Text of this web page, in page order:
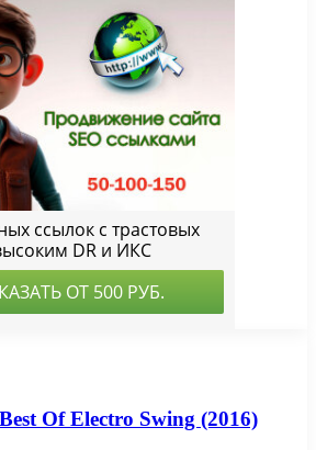
Of Electro Swing (2016)